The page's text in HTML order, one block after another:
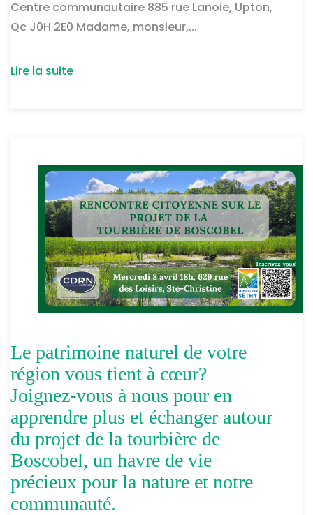
Centre communautaire 885 rue Lanoie, Upton,
Qc J0H 2E0 Madame, monsieur,...
Lire la suite
Le patrimoine naturel de votre
région vous tient à cœur?
Joignez-vous à nous pour en
apprendre plus et échanger autour
du projet de la tourbière de
Boscobel, un havre de vie
précieux pour la nature et notre
communauté.